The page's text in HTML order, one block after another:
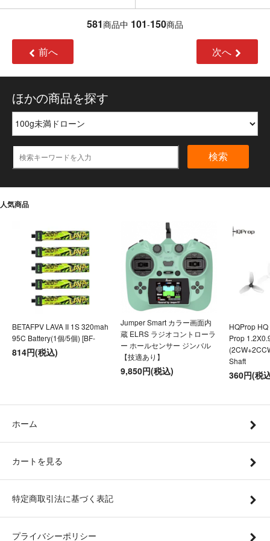
581商品中 101-150商品
前へ 次へ
ほかの商品を探す
検索
人気商品
BETAFPV LAVA II 1S 320mah
95C Battery(1個/5個) [BF-
814円(税込)
Jumper Smart カラー画面内
蔵 ELRS ラジオコントローラ
ー ホールセンサー ジンバル
【技適あり】
9,850円(税込)
HQProp
Prop
Shaft
360円(税
ホーム
カートを見る
特定商取引法に基づく表記
プライバシーポリシー